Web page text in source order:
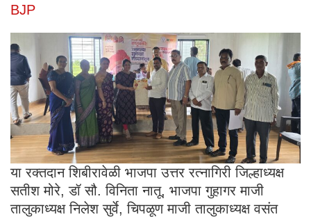
BJP
या रक्तदान शिबीरावेळी भाजपा उत्तर रत्नागिरी जिल्हाध्यक्ष
सतीश मोरे, डॉ सौ. विनिता नातू, भाजपा गुहागर माजी
तालुकाध्यक्ष निलेश सुर्वे, चिपळूण माजी तालुकाध्यक्ष वसंत